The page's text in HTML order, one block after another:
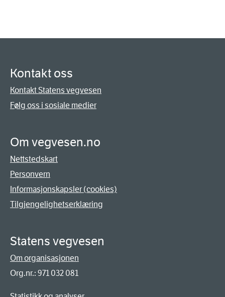
Kontakt oss
Kontakt Statens vegvesen
Følg oss i sosiale medier
Om vegvesen.no
Nettstedskart
Personvern
Informasjonskapsler (cookies)
Tilgjengelighetserklæring
Statens vegvesen
Om organisasjonen
Org.nr.: 971 032 081